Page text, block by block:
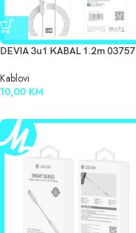
DEVIA 3u1 KABAL 1.2m 03757
Kablovi
10,00 KM